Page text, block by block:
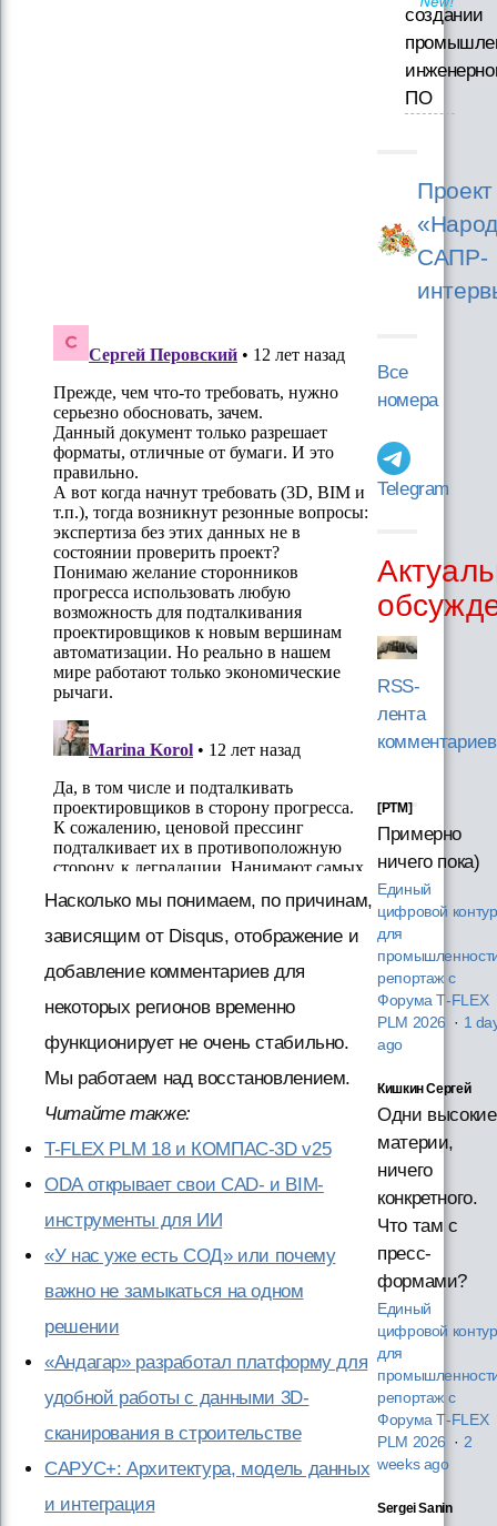
Насколько мы понимаем, по причинам,
зависящим от Disqus, отображение и
добавление комментариев для
некоторых регионов временно
функционирует не очень стабильно.
Мы работаем над восстановлением.
Читайте также:
T-FLEX PLM 18 и КОМПАС-3D v25
ODA открывает свои CAD- и BIM-
инструменты для ИИ
«У нас уже есть СОД» или почему
важно не замыкаться на одном
решении
«Андагар» разработал платформу для
удобной работы с данными 3D-
сканирования в строительстве
САРУС+: Архитектура, модель данных
и интеграция
создании
ПО
Проект
САПР-
Все
номера
Telegram
RSS-
лента
комментариев
[PTM]
Примерно
ничего пока)
Единый
цифровой контур
для
репортаж с
Форума T‑FLEX
PLM 2026 · 1
ago
Кишкин Сергей
Одни высокие
материи,
ничего
конкретного.
Что там с
пресс-
формами?
Единый
цифровой контур
для
репортаж с
Форума T‑FLEX
PLM 2026 · 2
weeks ago
Sergei Sanin